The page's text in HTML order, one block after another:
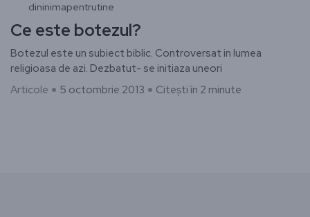
dininimapentrutine
Ce este botezul?
Botezul este un subiect biblic. Controversat in lumea
religioasa de azi. Dezbatut- se initiaza uneori
Articole
5 octombrie 2013 Citești în 2 minute